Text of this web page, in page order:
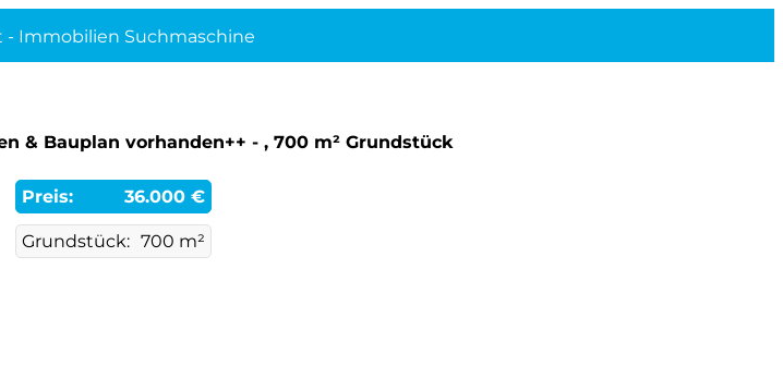
- Immobilien Suchmaschine
& Bauplan vorhanden++ - , 700 m² Grundstück
Preis: 36.000 €
Grundstück: 700 m²